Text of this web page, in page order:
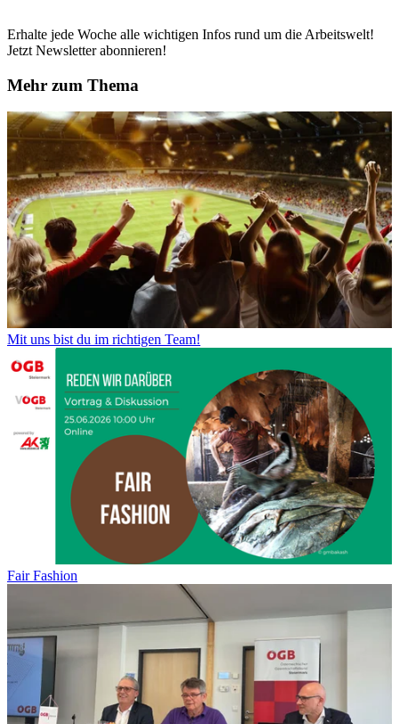
Erhalte jede Woche alle wichtigen Infos rund um die Arbeitswelt!
Jetzt Newsletter abonnieren!
Mehr zum Thema
Mit uns bist du im richtigen Team!
Fair Fashion